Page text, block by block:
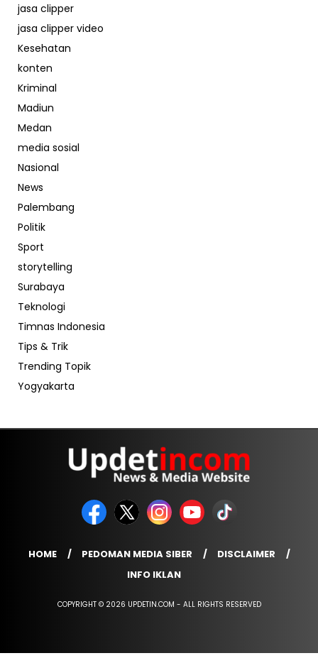
jasa clipper
jasa clipper video
Kesehatan
konten
Kriminal
Madiun
Medan
media sosial
Nasional
News
Palembang
Politik
Sport
storytelling
Surabaya
Teknologi
Timnas Indonesia
Tips & Trik
Trending Topik
Yogyakarta
HOME PEDOMAN MEDIA SIBER
DISCLAIMER
INFO IKLAN
COPYRIGHT © 2026 UPDETIN.COM - ALL RIGHTS RESERVED